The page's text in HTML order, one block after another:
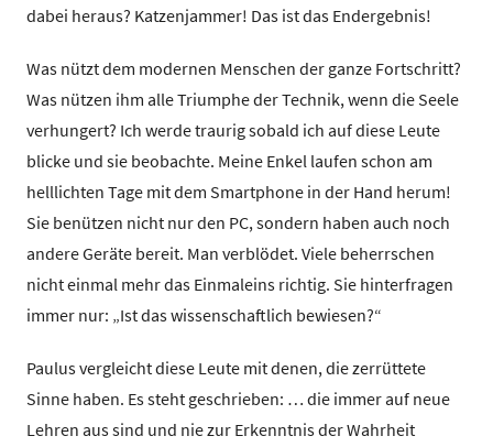
dabei heraus? Katzenjammer! Das ist das Endergebnis!
Was nützt dem modernen Menschen der ganze Fortschritt?
Was nützen ihm alle Triumphe der Technik, wenn die Seele
verhungert? Ich werde traurig sobald ich auf diese Leute
blicke und sie beobachte. Meine Enkel laufen schon am
helllichten Tage mit dem Smartphone in der Hand herum!
Sie benützen nicht nur den PC, sondern haben auch noch
andere Geräte bereit. Man verblödet. Viele beherrschen
nicht einmal mehr das Einmaleins richtig. Sie hinterfragen
immer nur: „Ist das wissenschaftlich bewiesen?“
Paulus vergleicht diese Leute mit denen, die zerrüttete
Sinne haben. Es steht geschrieben: … die immer auf neue
Lehren aus sind und nie zur Erkenntnis der Wahrheit